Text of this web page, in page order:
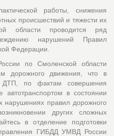
работы, снижения
происшествий и тяжести их
области проводится ряд
нарушений Правил
Федерации.
по Смоленской области
дорожного движения, что в
ДТП, по фактам совершения
автотранспортом в состоянии
нарушениях правил дорожного
других сложных
в отделение подготовки
ГИБДД УМВД России